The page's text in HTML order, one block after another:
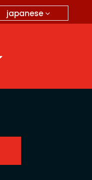
japanese